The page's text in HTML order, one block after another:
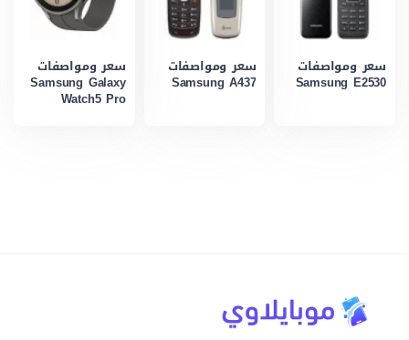
سعر ومواصفات
Samsung E2530
سعر ومواصفات
Samsung A437
سعر ومواصفات
Samsung Galaxy
Watch5 Pro